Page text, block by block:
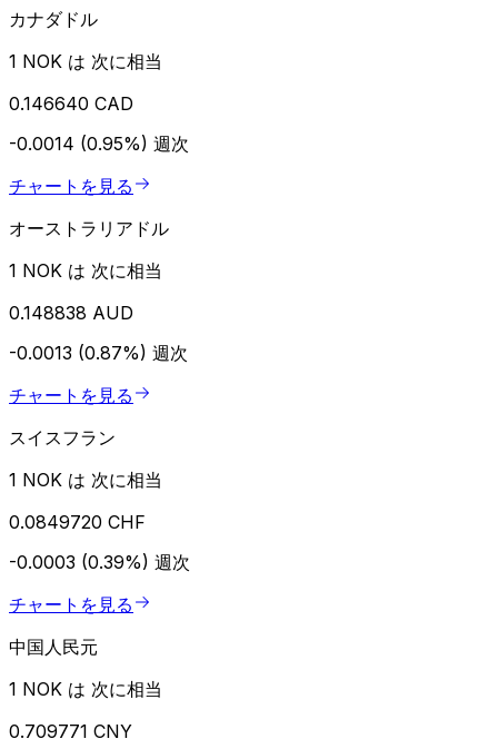
カナダドル
1 NOK は 次に相当
0.146640 CAD
-0.0014 (0.95%) 週次
チャートを見る
オーストラリアドル
1 NOK は 次に相当
0.148838 AUD
-0.0013 (0.87%) 週次
チャートを見る
スイスフラン
1 NOK は 次に相当
0.0849720 CHF
-0.0003 (0.39%) 週次
チャートを見る
中国人民元
1 NOK は 次に相当
0.709771 CNY